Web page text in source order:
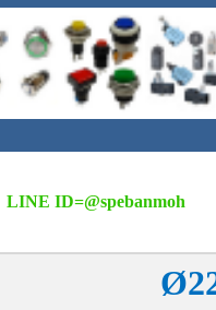
LINE ID=@spebanmoh